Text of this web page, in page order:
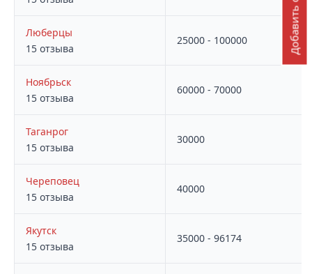
Люберцы
15 отзыва
25000 - 100000
Ноябрьск
15 отзыва
60000 - 70000
Таганрог
15 отзыва
30000
Череповец
15 отзыва
40000
Якутск
15 отзыва
35000 - 96174